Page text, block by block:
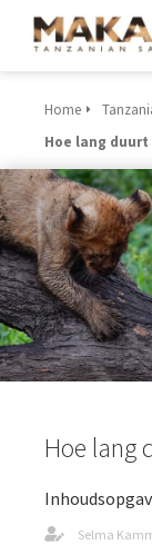
Home
Hoe lang
Hoe lang
Selma